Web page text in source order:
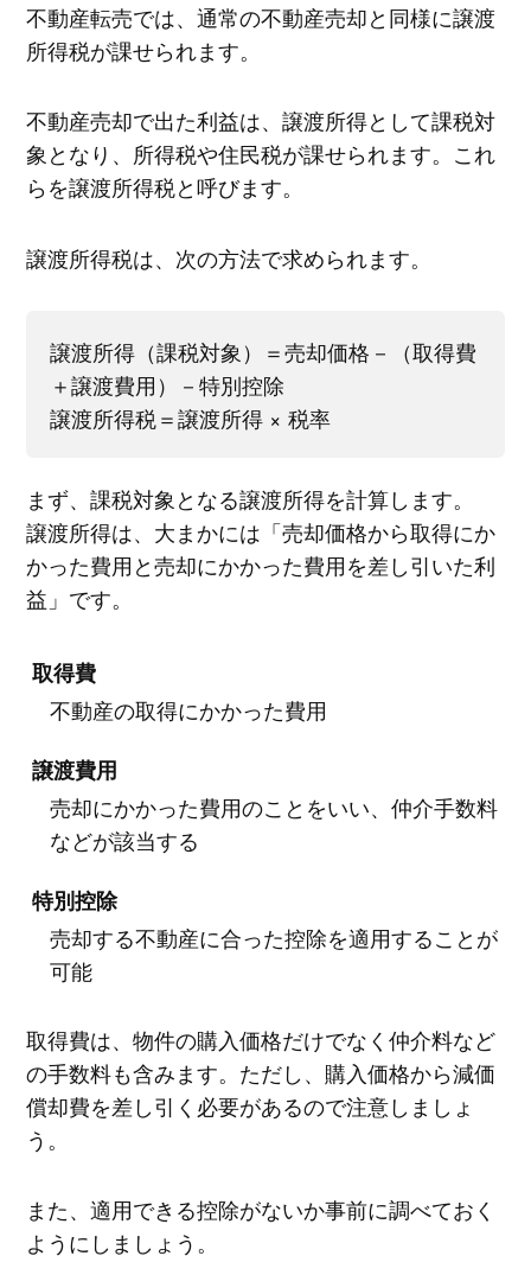
不動産転売では、通常の不動産売却と同様に譲渡
所得税が課せられます。
不動産売却で出た利益は、譲渡所得として課税対
象となり、所得税や住民税が課せられます。これ
らを譲渡所得税と呼びます。
譲渡所得税は、次の方法で求められます。
譲渡所得（課税対象）＝売却価格－（取得費
＋譲渡費用）－特別控除
譲渡所得税＝譲渡所得 × 税率
まず、課税対象となる譲渡所得を計算します。
譲渡所得は、大まかには「売却価格から取得にか
かった費用と売却にかかった費用を差し引いた利
益」です。
取得費
不動産の取得にかかった費用
譲渡費用
売却にかかった費用のことをいい、仲介手数料
などが該当する
特別控除
売却する不動産に合った控除を適用することが
可能
取得費は、物件の購入価格だけでなく仲介料など
の手数料も含みます。ただし、購入価格から減価
償却費を差し引く必要があるので注意しましょ
う。
また、適用できる控除がないか事前に調べておく
ようにしましょう。